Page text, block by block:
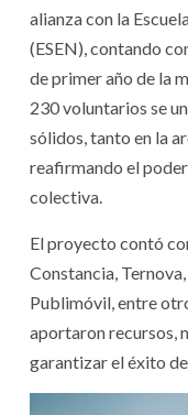
alianza con la
(ESEN), contando
de primer año de la
230 voluntarios se
sólidos, tanto en la
reafirmando el
colectiva.
El proyecto contó
Constancia,
Publimóvil, entre
aportaron recursos,
garantizar el éxito